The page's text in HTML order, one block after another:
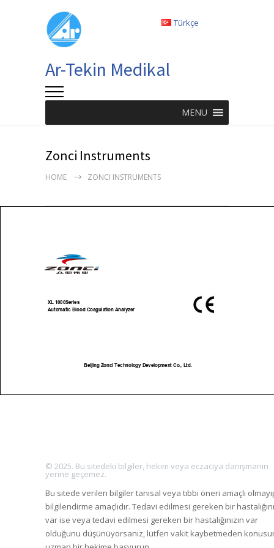
Ar-Tekin Medikal
Türkçe
MENU
Zonci Instruments
HOME ZONCI INSTRUMENTS
© 2025. Bu sitedeki bilgiler, hekim veya eczacıya danışmanın
yerine geçemez.
Bu sitede verilen bilgiler tanısal veya tıbbi öneri amaçlı
bilgilendirme amaçlıdır. Tedavi edilmesi gereken bir
var ise veya tedavi edilmesi gereken bir hastalığınızın var
olduğunu düşünüyorsanız, lütfen vakit kaybetmeden